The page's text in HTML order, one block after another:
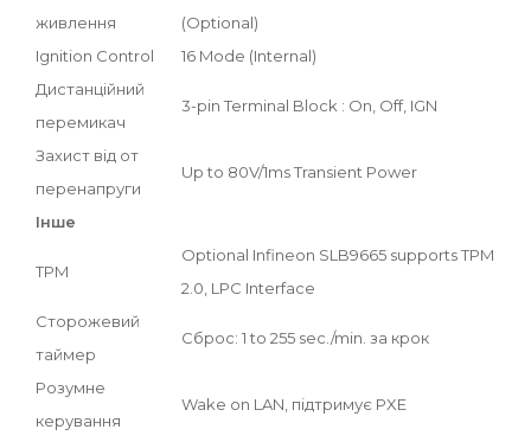
живлення
(Optional)
Ignition Control
16 Mode (Internal)
Дистанційний
перемикач
3-pin Terminal Block : On, Off, IGN
Захист від от
перенапруги
Up to 80V/1ms Transient Power
Інше
TPM
Optional Infineon SLB9665 supports TPM
2.0, LPC Interface
Сторожевий
таймер
Cброс: 1 to 255 sec./min. за крок
Розумне
керування
Wake on LAN, підтримує PXE